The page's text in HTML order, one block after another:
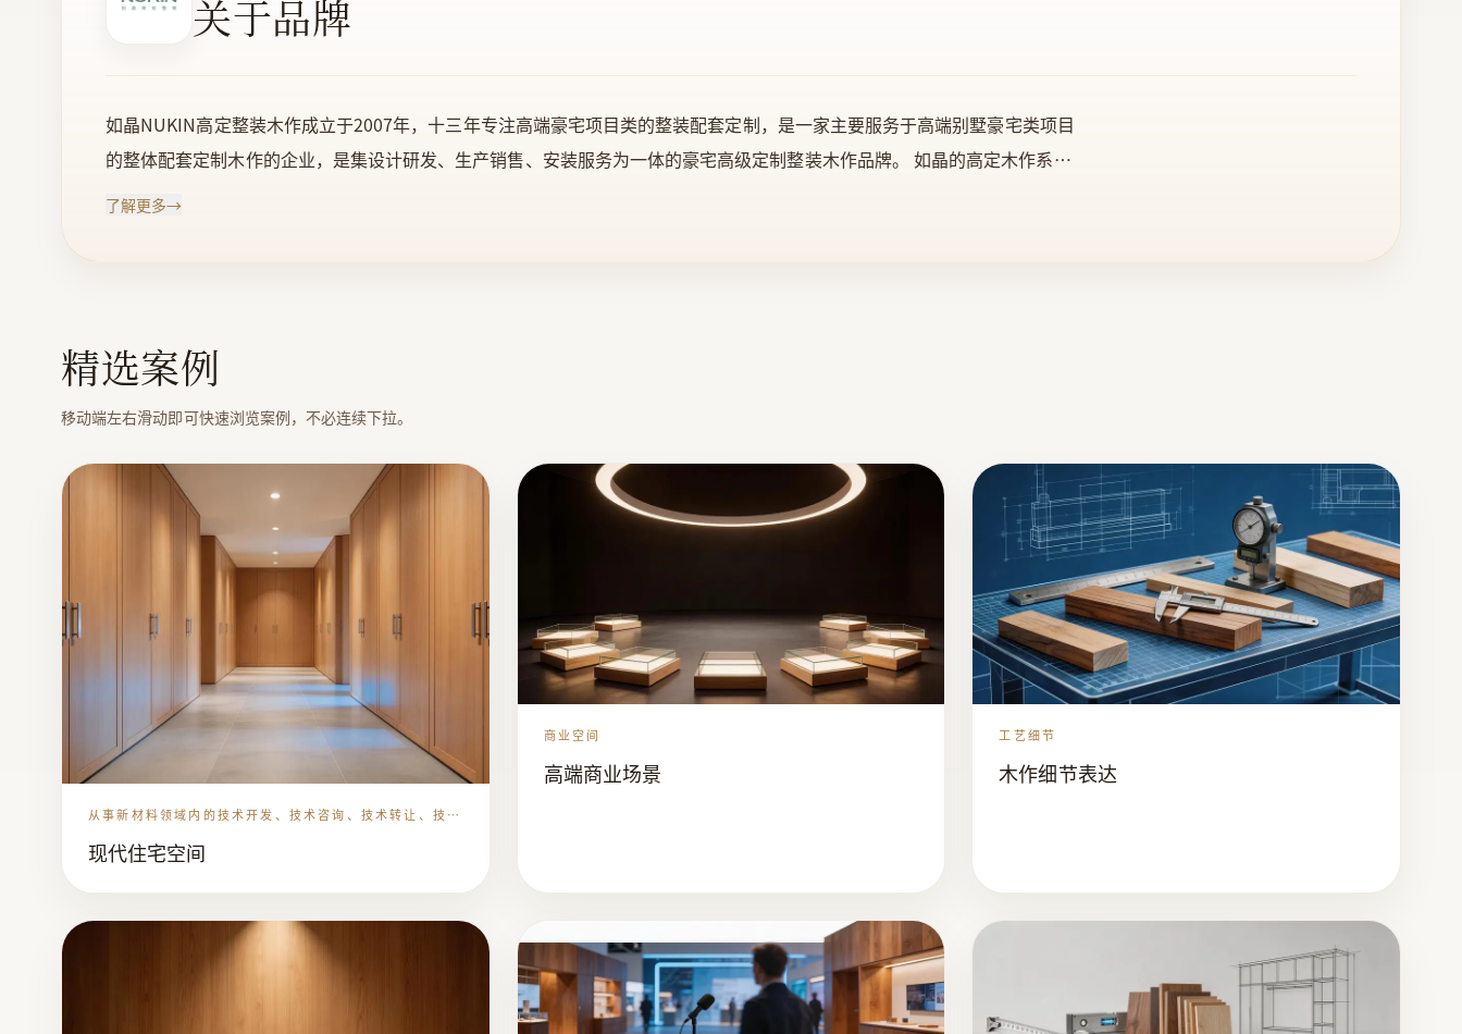
关于品牌
如晶NUKIN高定整装木作成立于2007年，十三年专注高端豪宅项目类的整装配套定制，是一家主要服务于高端别墅豪宅类项目
的整体配套定制木作的企业，是集设计研发、生产销售、安装服务为一体的豪宅高级定制整装木作品牌。 如晶的高定木作系列
分为“悦、恒、维、尊、晶”五个系列，以木饰面、衣帽间收纳系统、定制柜类、门以及背景墙等产品为主。如晶采用天然名
料、金属材料、五金交电、酒店设备的销售，木制品的生产、加工、从事货物及技术的进出口业务。
了解更多→
精选案例
移动端左右滑动即可快速浏览案例，不必连续下拉。
从事新材料领域内的技术开发、技术咨询、技术转让、技术
备的销售，木制品的生产、加工、从事货物及技术的进出口
现代住宅空间
商业空间
高端商业场景
工艺细节
木作细节表达